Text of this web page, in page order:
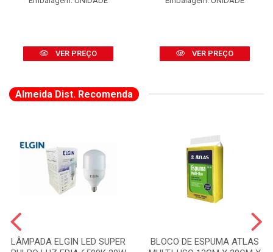
VER PREÇO VER PREÇO
Almeida Dist. Recomenda
LÂMPADA ELGIN LED SUPER
BLOCO DE ESPUMA ATLAS